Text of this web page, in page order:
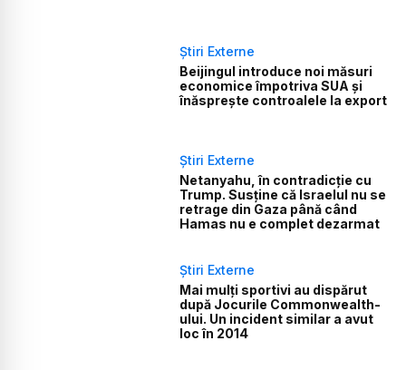
Știri Externe
Beijingul introduce noi măsuri
economice împotriva SUA și
înăsprește controalele la export
Știri Externe
Netanyahu, în contradicție cu
Trump. Susține că Israelul nu se
retrage din Gaza până când
Hamas nu e complet dezarmat
Știri Externe
Mai mulți sportivi au dispărut
după Jocurile Commonwealth-
ului. Un incident similar a avut
loc în 2014